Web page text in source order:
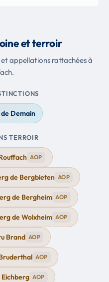
et terroir
et appellations rattachées à
Demain
TERROIR
AOP
de Bergbieten AOP
de Bergheim AOP
de Wolxheim AOP
Brand AOP
AOP
AOP